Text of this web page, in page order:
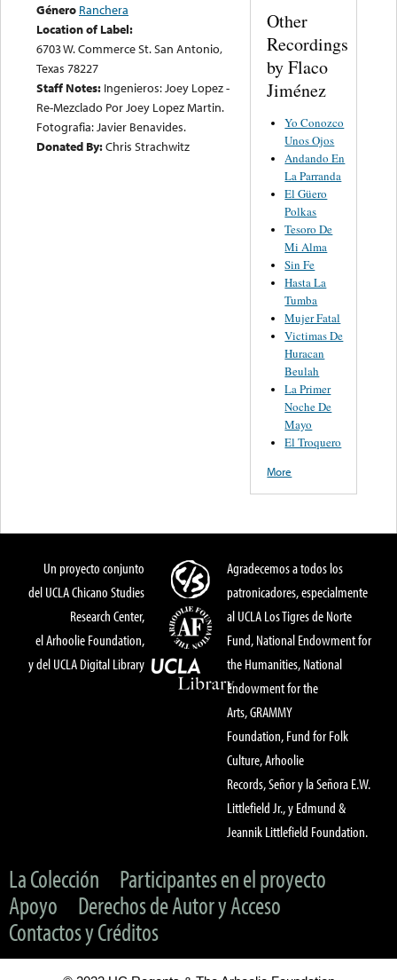
Género Ranchera
Location of Label:
6703 W. Commerce St. San Antonio,
Texas 78227
Staff Notes: Ingenieros: Joey Lopez -
Re-Mezclado Por Joey Lopez Martin.
Fotografia: Javier Benavides.
Donated By:Chris Strachwitz
Other
Recordings
by Flaco
Jiménez
Yo Conozco
Unos Ojos
Andando En
La Parranda
El Güero
Polkas
Tesoro De
Mi Alma
Sin Fe
Hasta La
Tumba
Mujer Fatal
Victimas De
Huracan
Beulah
La Primer
Noche De
Mayo
El Troquero
More
Un proyecto conjunto
del UCLA Chicano Studies
Research Center,
el Arhoolie Foundation,
y del UCLA Digital Library
Agradecemos a todos los
patronicadores, especialmente
al UCLA Los Tigres de Norte
Fund, National Endowment for
the Humanities, National
Endowment for the
Arts, GRAMMY
Foundation, Fund for Folk
Culture, Arhoolie
Records, Señor y la Señora E.W.
Littlefield Jr., y Edmund &
Jeannik Littlefield Foundation.
La Colección
Participantes en el proyecto
Apoyo
Derechos de Autor y Acceso
Contactos y Créditos